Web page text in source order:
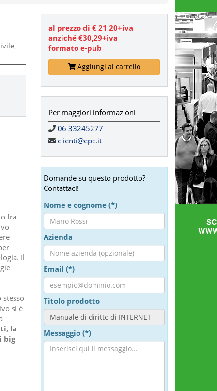
fra
Il
si è
la
big
al prezzo di € 21,20+iva
anziché €30,29+iva
formato e-pub
Aggiungi al carrello
Per maggiori informazioni
06 33245277
clienti@epc.it
Domande su questo prodotto?
Contattaci!
Nome e cognome (*)
Azienda
Email (*)
Titolo prodotto
Messaggio (*)